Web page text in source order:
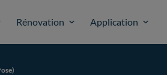
Rénovation Application